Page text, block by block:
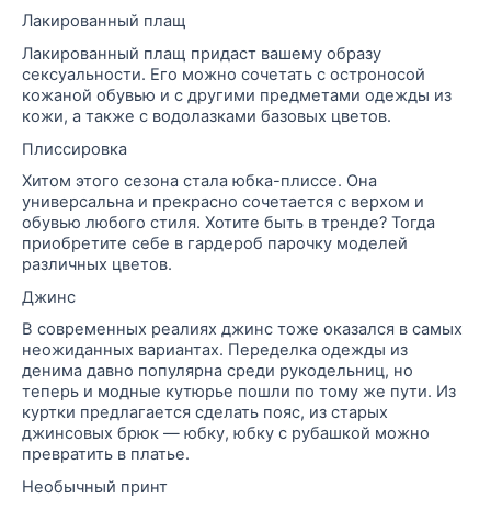
Лакированный плащ
Лакированный плащ придаст вашему образу
сексуальности. Его можно сочетать с остроносой
кожаной обувью и с другими предметами одежды из
кожи, а также с водолазками базовых цветов.
Плиссировка
Хитом этого сезона стала юбка-плиссе. Она
универсальна и прекрасно сочетается с верхом и
обувью любого стиля. Хотите быть в тренде? Тогда
приобретите себе в гардероб парочку моделей
различных цветов.
Джинс
В современных реалиях джинс тоже оказался в самых
неожиданных вариантах. Переделка одежды из
денима давно популярна среди рукодельниц, но
теперь и модные кутюрье пошли по тому же пути. Из
куртки предлагается сделать пояс, из старых
джинсовых брюк — юбку, юбку с рубашкой можно
превратить в платье.
Необычный принт